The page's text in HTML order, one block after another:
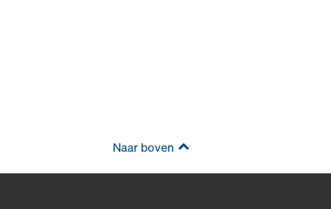
Naar boven